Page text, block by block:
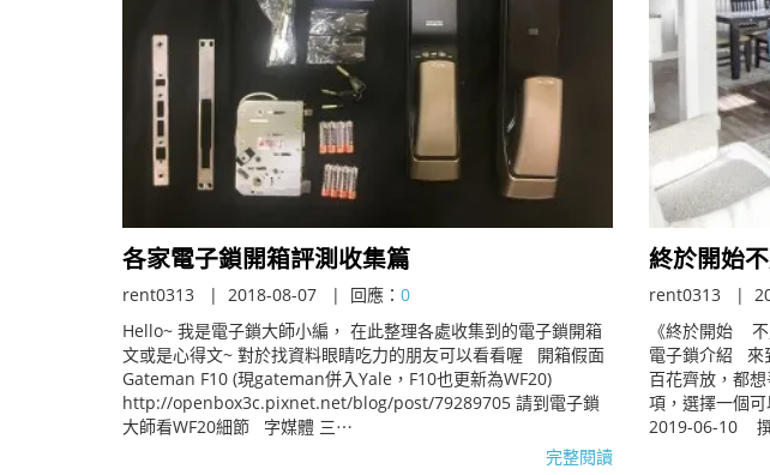
各家電子鎖開箱評測收集篇
rent0313 2018-08-07 回應： 0
Hello~ 我是電子鎖大師小編， 在此整理各處收集到的電子鎖開箱
文或是心得文~ 對於找資料眼睛吃力的朋友可以看看喔 開箱假面
Gateman F10 (現gateman併入Yale，F10也更新為WF20)
http://openbox3c.pixnet.net/blog/post/79289705 請到電子鎖
大師看WF20細節 字媒體 三⋯
完整閱讀
終於開始
rent0313
《終於開始
電子鎖介紹 來
百花齊放，都
項，選擇一個
2019-06-10